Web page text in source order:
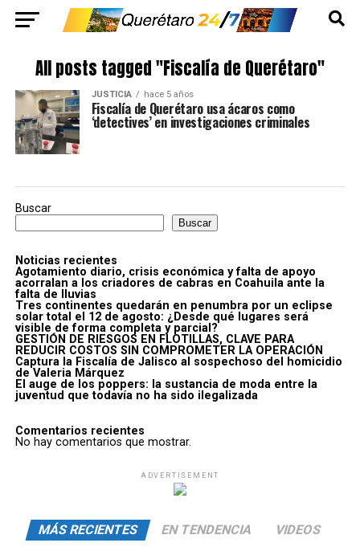
All posts tagged "Fiscalía de Querétaro"
JUSTICIA hace 5 años
Fiscalía de Querétaro usa ácaros como
‘detectives’ en investigaciones criminales
Buscar
Buscar
Noticias recientes
Agotamiento diario, crisis económica y falta de apoyo
acorralan a los criadores de cabras en Coahuila ante la
falta de lluvias
Tres continentes quedarán en penumbra por un eclipse
solar total el 12 de agosto: ¿Desde qué lugares será
visible de forma completa y parcial?
GESTIÓN DE RIESGOS EN FLOTILLAS, CLAVE PARA
REDUCIR COSTOS SIN COMPROMETER LA OPERACIÓN
Captura la Fiscalía de Jalisco al sospechoso del homicidio
de Valeria Márquez
El auge de los poppers: la sustancia de moda entre la
juventud que todavía no ha sido ilegalizada
Comentarios recientes
No hay comentarios que mostrar.
ADVERTISEMENT
MÁS RECIENTES EN TENDENCIA VIDEOS